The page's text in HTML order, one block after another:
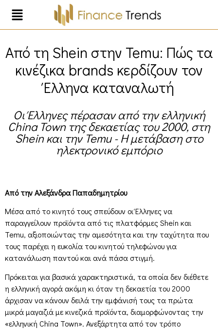
Από τη Shein στην Temu: Πώς τα
κινέζικα brands κερδίζουν τον
Έλληνα καταναλωτή
Οι Έλληνες πέρασαν από την ελληνική
China Town της δεκαετίας του 2000, στη
Shein και την Temu - Η μετάβαση στο
ηλεκτρονικό εμπόριο
Από την Αλεξάνδρα Παπαδημητρίου
Μέσα από το κινητό τους σπεύδουν οι Έλληνες να
παραγγείλουν προϊόντα από τις πλατφόρμες Shein και
Temu, αξιοποιώντας την αμεσότητα και την ταχύτητα που
τους παρέχει η ευκολία του κινητού τηλεφώνου για
κατανάλωση παντού και ανά πάσα στιγμή.
Πρόκειται για βασικά χαρακτηριστικά, τα οποία δεν διέθετε
η ελληνική αγορά ακόμη κι όταν τη δεκαετία του 2000
άρχισαν να κάνουν δειλά την εμφάνισή τους τα πρώτα
μικρά μαγαζιά με κινεζικά προϊόντα, διαμορφώνοντας την
«ελληνική China Town». Ανεξάρτητα από τον τρόπο